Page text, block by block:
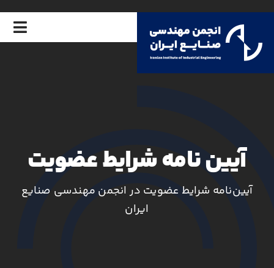
خانه
اخبار انجمن
آﻳﻴﻦﻧﺎﻣﻪ ﺷﺮاﻳﻂ ﻋﻀﻮﻳﺖ
آیین‌نامه شرایط عضویت در اﻧﺠﻤﻦ مهندسی صنایع
ایران